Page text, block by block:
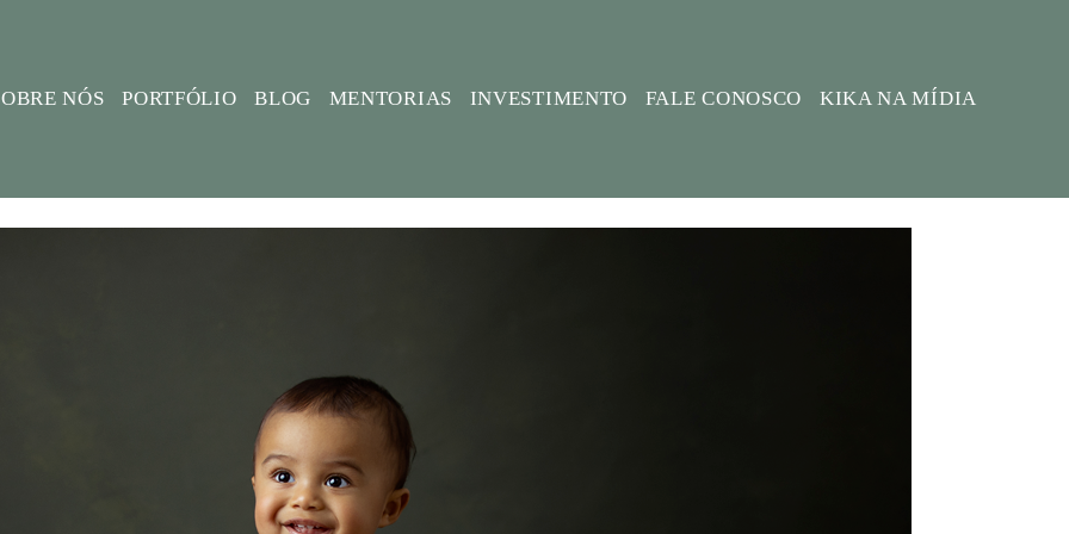
NÓS PORTFÓLIO BLOG MENTORIAS INVESTIMENTO FALE CONOSCO KIKA NA MÍDIA